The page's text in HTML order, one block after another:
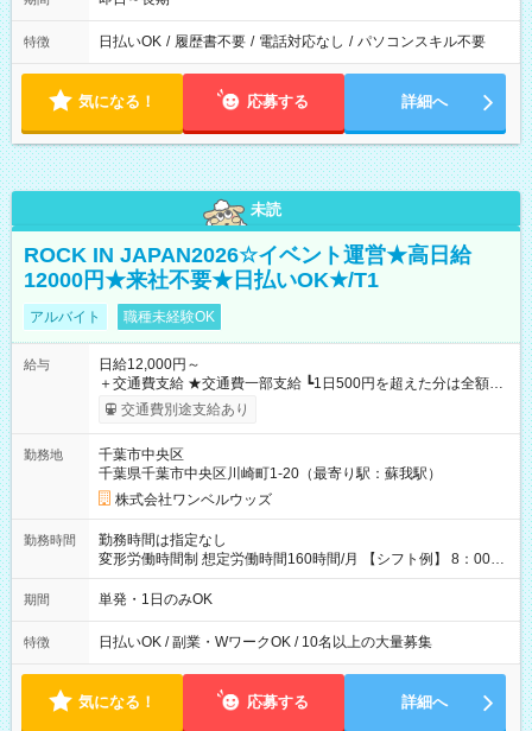
特徴 日払いOK / 履歴書不要 / 電話対応なし / パソコンスキル不要
気になる！ 応募する 詳細へ
未読
ROCK IN JAPAN2026☆イベント運営★高日給
12000円★来社不要★日払いOK★/T1
アルバイト 職種未経験OK
給与
日給12,000円～
＋交通費支給 ★交通費一部支給 ┗1日500円を超えた分は全額支
給！ ※往復500円以内の方は自己負担となります ★日払いOK！
（規定あり） ┗働いたその日に現金GET♪ お仕事後はコンビニ
なし
交通費別途支給あり
勤務地
千葉市中央区
千葉県千葉市中央区川崎町1-20（最寄り駅：蘇我駅）
株式会社ワンベルウッズ
勤務時間
勤務時間は指定なし
変形労働時間制 想定労働時間160時間/月 【シフト例】 8：00～
17：00 9：00～19：00 10：00～20：00 10：30～19：30
期間 単発・1日のみOK
特徴 日払いOK / 副業・WワークOK / 10名以上の大量募集
気になる！ 応募する 詳細へ